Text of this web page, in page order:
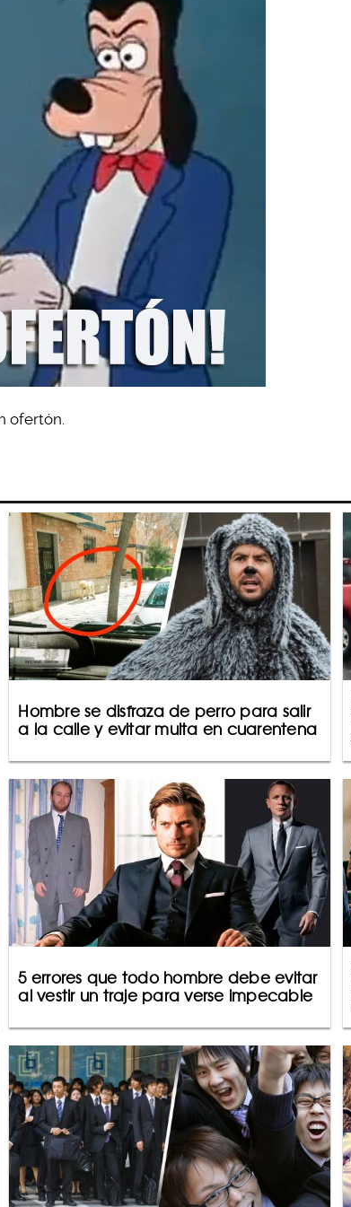
ofertón.
Hombre se disfraza de perro para salir
a la calle y evitar multa en cuarentena
5 errores que todo hombre debe evitar
al vestir un traje para verse impecable